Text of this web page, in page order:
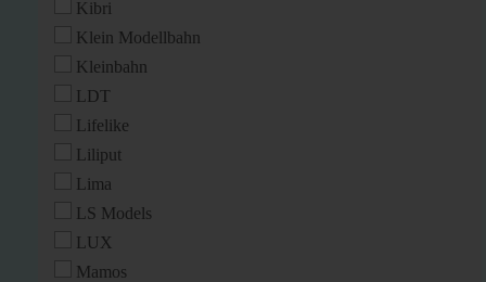
Kibri
Klein Modellbahn
Kleinbahn
LDT
Lifelike
Liliput
Lima
LS Models
LUX
Mamos